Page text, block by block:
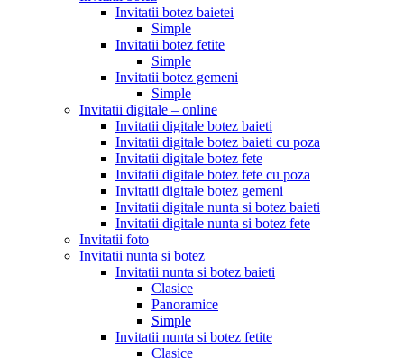
Invitatii botez baietei
Simple
Invitatii botez fetite
Simple
Invitatii botez gemeni
Simple
Invitatii digitale – online
Invitatii digitale botez baieti
Invitatii digitale botez baieti cu poza
Invitatii digitale botez fete
Invitatii digitale botez fete cu poza
Invitatii digitale botez gemeni
Invitatii digitale nunta si botez baieti
Invitatii digitale nunta si botez fete
Invitatii foto
Invitatii nunta si botez
Invitatii nunta si botez baieti
Clasice
Panoramice
Simple
Invitatii nunta si botez fetite
Clasice